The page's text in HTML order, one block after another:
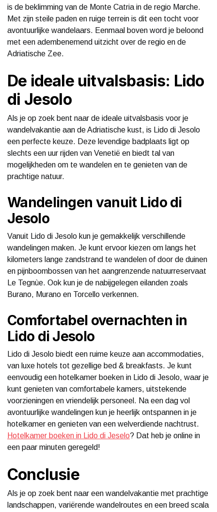
is de beklimming van de Monte Catria in de regio Marche.
Met zijn steile paden en ruige terrein is dit een tocht voor
avontuurlijke wandelaars. Eenmaal boven word je beloond
met een adembenemend uitzicht over de regio en de
Adriatische Zee.
De ideale uitvalsbasis: Lido
di Jesolo
Als je op zoek bent naar de ideale uitvalsbasis voor je
wandelvakantie aan de Adriatische kust, is Lido di Jesolo
een perfecte keuze. Deze levendige badplaats ligt op
slechts een uur rijden van Venetië en biedt tal van
mogelijkheden om te wandelen en te genieten van de
prachtige natuur.
Wandelingen vanuit Lido di
Jesolo
Vanuit Lido di Jesolo kun je gemakkelijk verschillende
wandelingen maken. Je kunt ervoor kiezen om langs het
kilometers lange zandstrand te wandelen of door de duinen
en pijnboombossen van het aangrenzende natuurreservaat
Le Tegnùe. Ook kun je de nabijgelegen eilanden zoals
Burano, Murano en Torcello verkennen.
Comfortabel overnachten in
Lido di Jesolo
Lido di Jesolo biedt een ruime keuze aan accommodaties,
van luxe hotels tot gezellige bed & breakfasts. Je kunt
eenvoudig een hotelkamer boeken in Lido di Jesolo, waar je
kunt genieten van comfortabele kamers, uitstekende
voorzieningen en vriendelijk personeel. Na een dag vol
avontuurlijke wandelingen kun je heerlijk ontspannen in je
hotelkamer en genieten van een welverdiende nachtrust.
Hotelkamer boeken in Lido di Jeselo? Dat heb je online in
een paar minuten geregeld!
Conclusie
Als je op zoek bent naar een wandelvakantie met prachtige
landschappen, variërende wandelroutes en een breed scala